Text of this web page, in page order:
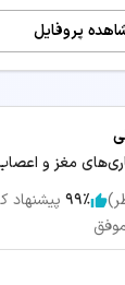
پروفایل
مغز و
99٪ پیشنهاد